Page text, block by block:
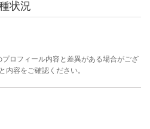
状況
ロフィール内容と差異がある場合がござ
容をご確認ください。